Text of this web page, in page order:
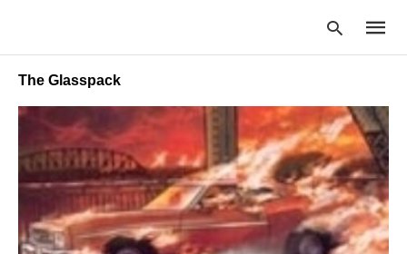
Type
your
search
query
and
hit
enter:
The Glasspack